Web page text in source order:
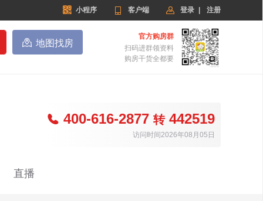
 小程序  客户端  登录 注册
 地图找房
官方购房群
扫码进群领资料
购房干货全都要
 400-616-2877 转442519
访问时间2026年08月05日
直播